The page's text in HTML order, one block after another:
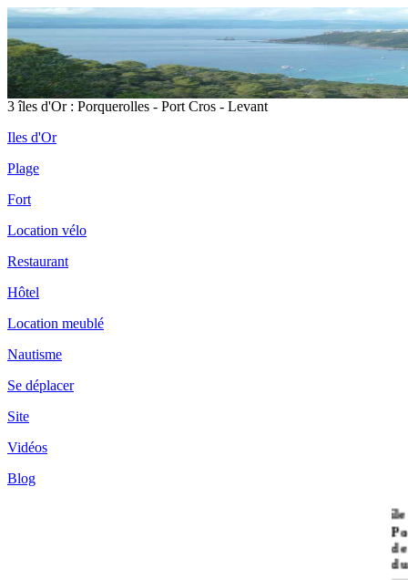
3 îles d'Or : Porquerolles - Port Cros - Levant
Iles d'Or
Plage
Fort
Location vélo
Restaurant
Hôtel
Location meublé
Nautisme
Se déplacer
Site
Vidéos
Blog
île